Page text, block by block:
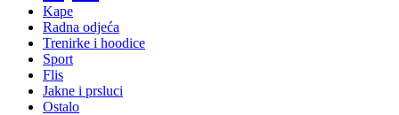
Kape
Radna odjeća
Trenirke i hoodice
Sport
Flis
Jakne i prsluci
Ostalo